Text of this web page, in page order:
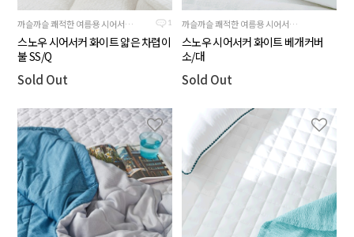
1
까슬까슬 쾌적한 여름용 시어서커원단, 깔끔하고 단아한 화이트컬러의 얇은 차렵이불
스노우 시어서커 화이트 얇은 차렵이
불 SS/Q
Sold Out
까슬까슬 쾌적한 여름용 시어서커원단, 깔끔하고 단아한 화이트컬러
스노우 시어서커 화이트 베개커버
소/대
Sold Out